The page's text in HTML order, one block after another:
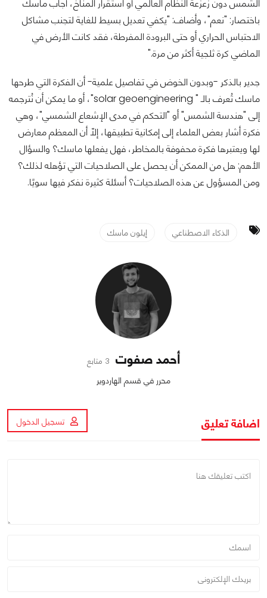
الشمس دون زعزعة النظام العالمي أو استقرار المناخ، أجاب ماسك
باختصار: "نعم"، وأضاف: "يكفي تعديل بسيط للغاية لتجنب مشاكل
الاحتباس الحراري أو حتى البرودة المفرطة، فقد كانت الأرض في
الماضي كرة ثلجية أكثر من مرة."
جدير بالذكر -وبدون الخوض في تفاصيل علمية- أن الفكرة التي طرحها
ماسك تُعرف بالـ " solar geoengineering"، أو ما يمكن أن نُترجمه
إلى "هندسة الشمس" أو "التحكم في مدى الإشعاع الشمسي"، وهي
فكرة أشار بعض العلماء إلى إمكانية تطبيقها، إلّا أن المعظم معارض
لها ويعتبرها فكرة محفوفة بالمخاطر، فهل يفعلها ماسك؟ والسؤال
الأهم: هل من الممكن أن يحصل على الصلاحيات التي تؤهله لذلك؟
ومن المسؤول عن هذه الصلاحيات؟ أسئلة كثيرة نفكر فيها سويًا.
الذكاء الاصطناعي إيلون ماسك
أحمد صفوت 3 متابع
محرر في قسم الهاردوير
اضافة تعليق تسجيل الدخول